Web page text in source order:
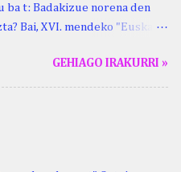
ba t: Badakizue norena den
Bai, XVI. mendeko "Euskara
ikasi genion aspaldixe.
sorterrian, Beskoizen,
GEHIAGO IRAKURRI »